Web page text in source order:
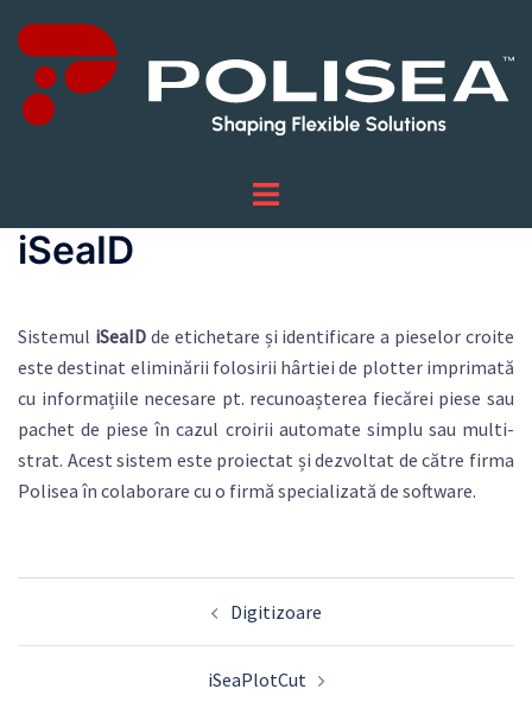
conținut
iSeaID
Sistemul iSeaIDde etichetare și identificare a pieselor croite
este destinat eliminării folosirii hârtiei de plotter imprimată
cu informațiile necesare pt. recunoașterea fiecărei piese sau
pachet de piese în cazul croirii automate simplu sau multi-
strat. Acest sistem este proiectat și dezvoltat de către firma
Polisea în colaborare cu o firmă specializată de software.
articole
Digitizoare
iSeaPlotCut